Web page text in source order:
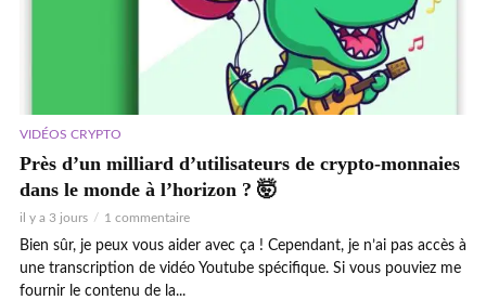
VIDÉOS CRYPTO
Près d’un milliard d’utilisateurs de crypto-monnaies
dans le monde à l’horizon ? 🤯
il y a 3 jours 1 commentaire
Bien sûr, je peux vous aider avec ça ! Cependant, je n’ai pas accès à
une transcription de vidéo Youtube spécifique. Si vous pouviez me
fournir le contenu de la...